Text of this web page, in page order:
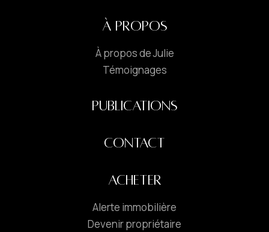
À PROPOS
À propos de Julie
Témoignages
PUBLICATIONS
CONTACT
ACHETER
Alerte immobilière
Devenir propriétaire